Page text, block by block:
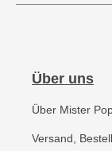
Über uns
Über Mister
Versand,